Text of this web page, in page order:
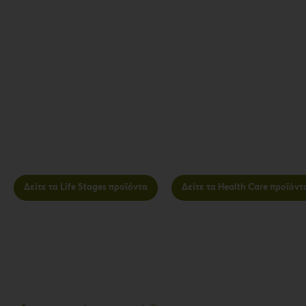
Δείτε τα Life Stages προϊόντα Δείτε τα Health Care